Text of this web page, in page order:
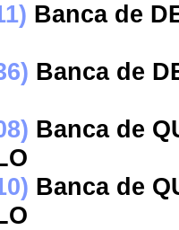
Banca de
Banca de
Banca de
Banca de